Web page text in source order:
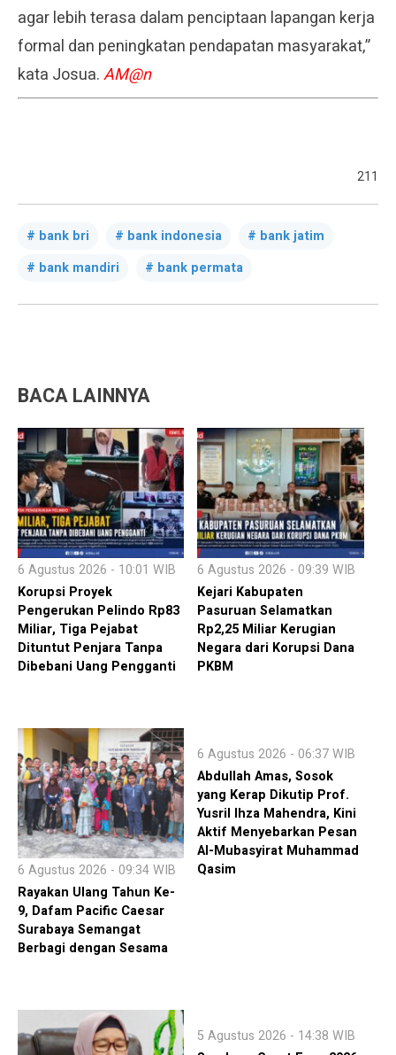
agar lebih terasa dalam penciptaan lapangan kerja
formal dan peningkatan pendapatan masyarakat,”
kata Josua.AM@n
211
bank bri bank indonesia
bank jatim
bank mandiri
bank permata
BACA LAINNYA
6 Agustus 2026 - 10:01 WIB
Korupsi Proyek
Pengerukan Pelindo Rp83
Miliar, Tiga Pejabat
Dituntut Penjara Tanpa
Dibebani Uang Pengganti
6 Agustus 2026 - 09:39 WIB
Kejari Kabupaten
Pasuruan Selamatkan
Rp2,25 Miliar Kerugian
Negara dari Korupsi Dana
PKBM
6 Agustus 2026 - 09:34 WIB
Rayakan Ulang Tahun Ke-
9, Dafam Pacific Caesar
Surabaya Semangat
Berbagi dengan Sesama
6 Agustus 2026 - 06:37 WIB
Abdullah Amas, Sosok
yang Kerap Dikutip Prof.
Yusril Ihza Mahendra, Kini
Aktif Menyebarkan Pesan
Al-Mubasyirat Muhammad
Qasim
5 Agustus 2026 - 14:38 WIB